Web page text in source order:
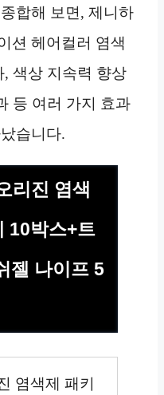
합해 보면, 제니하
션 헤어컬러 염색
색상 지속력 향상
등 여러 가지 효과
습니다.
리진 염색
10박스+트
젤 나이프 5
염색제 패키